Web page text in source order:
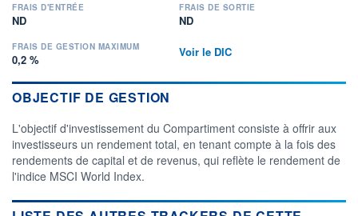
FRAIS D'ENTRÉE
ND
FRAIS DE SORTIE
ND
FRAIS DE GESTION MAXIMUM
0,2 %
Voir le DIC
OBJECTIF DE GESTION
L'objectif d'investissement du Compartiment consiste à offrir aux
investisseurs un rendement total, en tenant compte à la fois des
rendements de capital et de revenus, qui reflète le rendement de
l'indice MSCI World Index.